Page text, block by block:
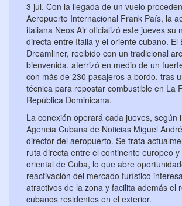
3 jul. Con la llegada de un vuelo
Aeropuerto Internacional Frank País, la
italiana Neos Air oficializó este jueves su
directa entre Italia y el oriente cubano. El
Dreamliner, recibido con un tradicional
bienvenida, aterrizó en medio de un
con más de 230 pasajeros a bordo, tras
técnica para repostar combustible en La
República Dominicana.
La conexión operará cada jueves, según
Agencia Cubana de Noticias Miguel
director del aeropuerto. Se trata
ruta directa entre el continente europeo y
oriental de Cuba, lo que abre
reactivación del mercado turístico
atractivos de la zona y facilita además el
cubanos residentes en el exterior.